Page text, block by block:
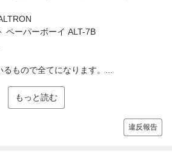
ペーパーボーイ ALT-7B
もので全てになります。...
もっと読む
違反報告